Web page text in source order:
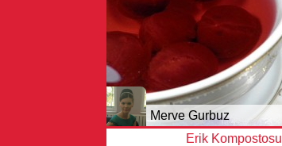
Merve Gurbuz
Erik Kompostosu